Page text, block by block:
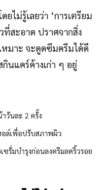
ไม่รู้เลยว่า ‘การเตรียม
สะอาด ปราศจากสิ่ง
มาะ จะดูดซึมครีมได้ดี
นแคร์ค้างเก่า ๆ อยู่
วันละ 2 ครั้ง
ล์เพื่อปรับสภาพผิว
ซรั่มบำรุงก่อนลงครีมลดริ้วรอย